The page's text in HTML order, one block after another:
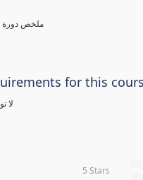
(20) ملخص
for this
لا
5 Stars